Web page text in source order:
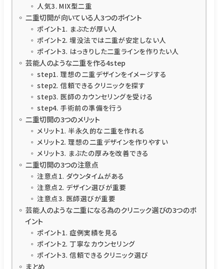
人気3. MIX型二重
二重切開が向いている人3つのポイント
ポイント1. まぶたが厚い人
ポイント2. 埋没法では二重が安定しない人
ポイント3. はっきりした二重ラインを作りたい人
芸能人のような二重を作る4step
step1. 理想の二重デザインをイメージする
step2. 信頼できるクリニックを探す
step3. 医師のカウンセリングを受ける
step4. 手術前の準備を行う
二重切開の3つのメリット
メリット1. 半永久的な二重を作れる
メリット2. 理想の二重デザインを作りやすい
メリット3. まぶたの厚みを改善できる
二重切開の3つの注意点
注意点1. ダウンタイムがある
注意点2. デザイン選びが重要
注意点3. 医師選びが重要
芸能人のような二重になる為のクリニック選びの3つのポ
イント
ポイント1. 症例実績を見る
ポイント2. 丁寧なカウンセリング
ポイント3. 信頼できるクリニック選び
まとめ